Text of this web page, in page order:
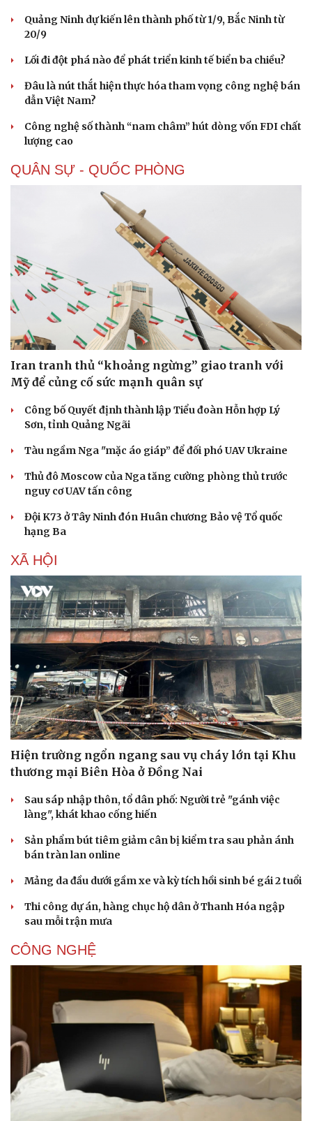
Sức khỏe
Dinh dưỡng - món ngon
Cây thuốc
Sản phụ khoa
Nam khoa
Phòng mạch online
Ăn sạch sống khỏe
Đời sống
Blog
Quảng Ninh dự kiến lên thành phố từ 1/9, Bắc Ninh từ
20/9
Lối đi đột phá nào để phát triển kinh tế biển ba chiều?
Đâu là nút thắt hiện thực hóa tham vọng công nghệ bán
dẫn Việt Nam?
Công nghệ số thành “nam châm” hút dòng vốn FDI chất
lượng cao
QUÂN SỰ - QUỐC PHÒNG
Iran tranh thủ “khoảng ngừng” giao tranh với
Mỹ để củng cố sức mạnh quân sự
Công bố Quyết định thành lập Tiểu đoàn Hỗn hợp Lý
Sơn, tỉnh Quảng Ngãi
Tàu ngầm Nga "mặc áo giáp” để đối phó UAV Ukraine
Thủ đô Moscow của Nga tăng cường phòng thủ trước
nguy cơ UAV tấn công
Đội K73 ở Tây Ninh đón Huân chương Bảo vệ Tổ quốc
hạng Ba
XÃ HỘI
Hiện trường ngổn ngang sau vụ cháy lớn tại Khu
thương mại Biên Hòa ở Đồng Nai
Sau sáp nhập thôn, tổ dân phố: Người trẻ "gánh việc
làng", khát khao cống hiến
Sản phẩm bút tiêm giảm cân bị kiểm tra sau phản ánh
bán tràn lan online
Mảng da đầu dưới gầm xe và kỳ tích hồi sinh bé gái 2 tuổi
Thi công dự án, hàng chục hộ dân ở Thanh Hóa ngập
sau mỗi trận mưa
CÔNG NGHỆ